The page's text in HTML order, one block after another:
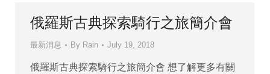
俄羅斯古典探索騎行之旅簡介會
最新消息 By Rain July 19, 2018
俄羅斯古典探索騎行之旅簡介會 想了解更多有關